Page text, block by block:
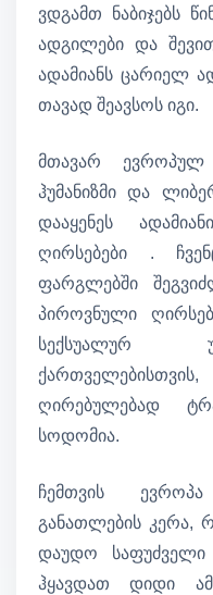
ვდგამთ ნაბიჯებს
ადგილები და
ადამიანს ცარიელ
თავად შეავსოს იგი.
მთავარ ევროპულ
ჰუმანიზმი და
დააყენეს
ღირსებები .
ფარგლებში
პიროვნული
სექსუალურ
ღირებულებად
სოდომია.
ჩემთვის
განათლების კერა,
დაუდო საფუძველი
ჰყავდათ დიდი